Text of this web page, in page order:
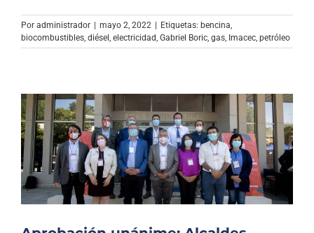
Por administrador mayo 2, 2022 Etiquetas: bencina,
biocombustibles, diésel , electricidad, Gabriel Boric, gas, Imacec, petróleo